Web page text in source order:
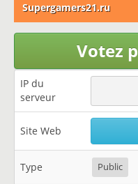
Supergamers21.ru
Votez
IP du
serveur
Site Web
Type Public